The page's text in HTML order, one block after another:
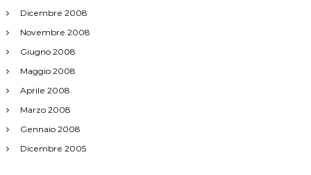
Dicembre 2008
Novembre 2008
Giugno 2008
Maggio 2008
Aprile 2008
Marzo 2008
Gennaio 2008
Dicembre 2005